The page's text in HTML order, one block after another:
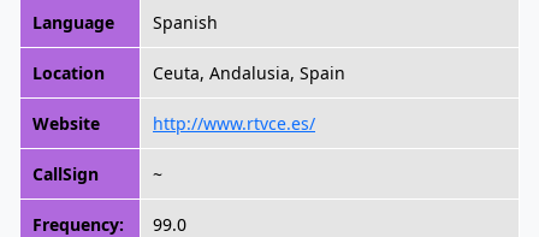
Language Spanish
Location Ceuta, Andalusia, Spain
Website http://www.rtvce.es/
CallSign ~
Frequency: 99.0